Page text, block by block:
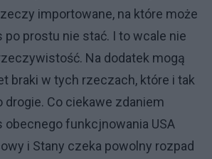
importowane, na które może
po prostu nie stać. I to wcale nie
Na dodatek mogą
braki w tych rzeczach, które i tak
drogie. Co ciekawe zdaniem
obecnego funkcjnowania USA
i Stany czeka powolny rozpad